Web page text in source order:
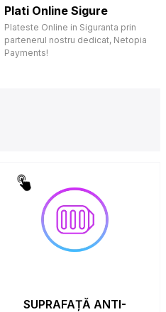
Plati Online Sigure
Plateste Online in Siguranta prin
partenerul nostru dedicat, Netopia
Payments!
SUPRAFAȚĂ ANTI-